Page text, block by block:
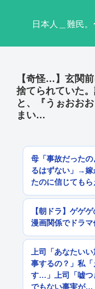
日本人＿難民
【奇怪…】玄関
捨てられていた
と、『うぉおお
まい…
母「事故だった
るはずない」→嫁
たのに信じても
【朝ドラ】ゲゲ
漫画関係でドラ
上司「あなたい
事するの？」私
す…」上司「嘘
でもない事実が…